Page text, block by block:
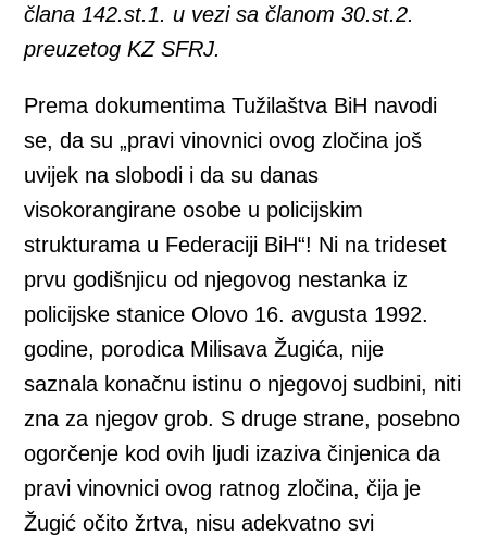
člana 142.st.1. u vezi sa članom 30.st.2.
preuzetog KZ SFRJ.
Prema dokumentima Tužilaštva BiH navodi
se, da su „pravi vinovnici ovog zločina još
uvijek na slobodi i da su danas
visokorangirane osobe u policijskim
strukturama u Federaciji BiH“! Ni na trideset
prvu godišnjicu od njegovog nestanka iz
policijske stanice Olovo 16. avgusta 1992.
godine, porodica Milisava Žugića, nije
saznala konačnu istinu o njegovoj sudbini, niti
zna za njegov grob. S druge strane, posebno
ogorčenje kod ovih ljudi izaziva činjenica da
pravi vinovnici ovog ratnog zločina, čija je
Žugić očito žrtva, nisu adekvatno svi